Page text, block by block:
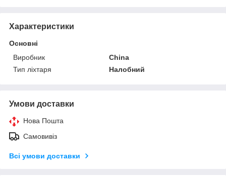
Характеристики
Основні
Виробник
China
Тип ліхтаря
Налобний
Умови доставки
Нова Пошта
Самовивіз
Всі умови доставки